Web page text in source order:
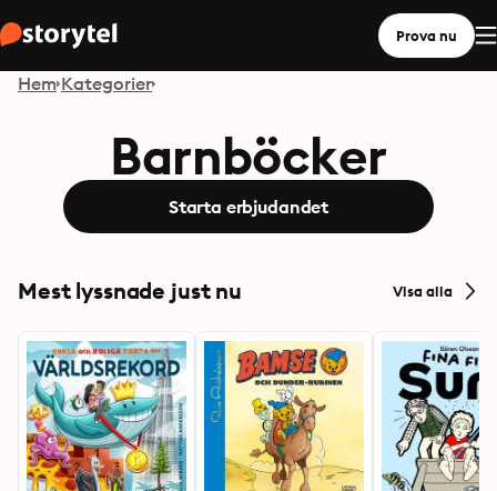
Prova nu
Hem Kategorier
Barnböcker
Starta erbjudandet
Mest lyssnade just nu Visa alla